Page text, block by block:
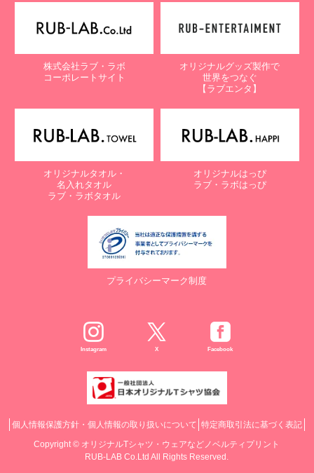
株式会社ラブ・ラボ
コーポレートサイト
オリジナルグッズ製作で
世界をつなぐ
【ラブエンタ】
オリジナルタオル・
名入れタオル
ラブ・ラボタオル
オリジナルはっぴ
ラブ・ラボはっぴ
プライバシーマーク制度
Instagram X Facebook
個人情報保護方針・個人情報の取り扱いについて 特定商取引法に基づく表記
Copyright © オリジナルTシャツ・ウェアなどノベルティプリント
RUB-LAB Co.Ltd All Rights Reserved.